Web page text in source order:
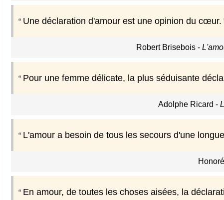
Une déclaration d'amour est une opinion du cœur.
Robert Brisebois -
Pour une femme délicate, la plus séduisante
Adolphe Ricard -
L'amour a besoin de tous les secours d'une
En amour, de toutes les choses aisées, la